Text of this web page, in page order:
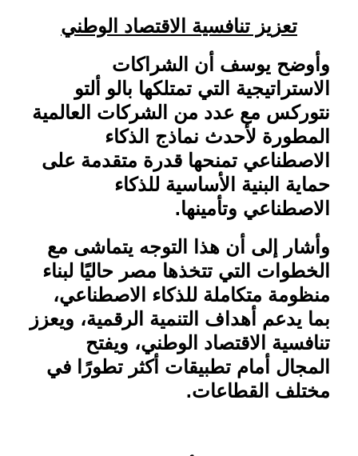
تعزيز تنافسية الاقتصاد الوطني
وأوضح يوسف أن الشراكات
الاستراتيجية التي تمتلكها بالو ألتو
نتوركس مع عدد من الشركات العالمية
المطورة لأحدث نماذج الذكاء
الاصطناعي تمنحها قدرة متقدمة على
حماية البنية الأساسية للذكاء
الاصطناعي وتأمينها.
وأشار إلى أن هذا التوجه يتماشى مع
الخطوات التي تتخذها مصر حاليًا لبناء
منظومة متكاملة للذكاء الاصطناعي،
بما يدعم أهداف التنمية الرقمية، ويعزز
تنافسية الاقتصاد الوطني، ويفتح
المجال أمام تطبيقات أكثر تطورًا في
مختلف القطاعات.